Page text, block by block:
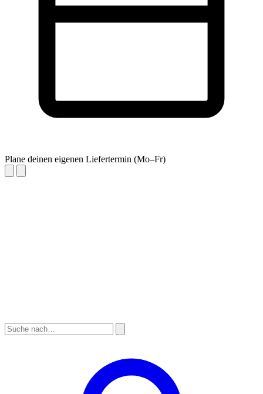
Plane deinen eigenen Liefertermin (Mo–Fr)